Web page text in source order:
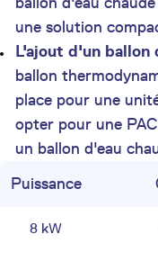
une solution
L'ajout d'un ballon
ballon
place pour une
opter pour une
un ballon d'eau
Puissance
8 kW